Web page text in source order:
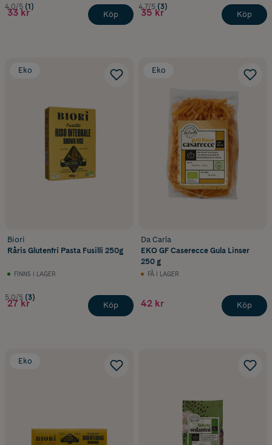
4.0/5 (1)
33 kr Köp
4.7/5 (3)
35 kr Köp
Eko
Biori
Råris Glutenfri Pasta Fusilli 250g
FINNS I LAGER
5.0/5 (3)
27 kr Köp
Eko
Da Carla
EKO GF Caserecce Gula Linser
250 g
FÅ I LAGER
42 kr Köp
Eko